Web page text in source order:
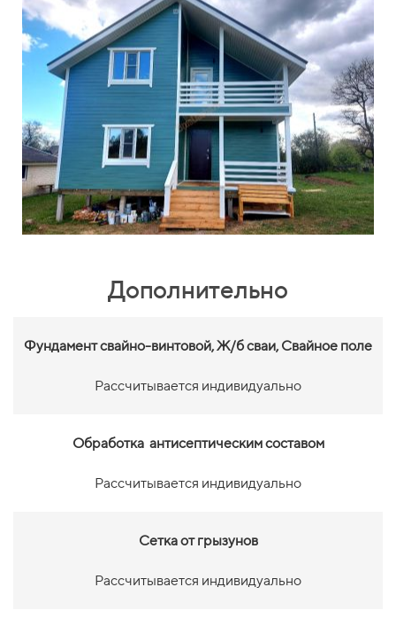
Дополнительно
Фундамент свайно-винтовой,Ж/б сваи, Свайное поле
Рассчитывается индивидуально
Обработка антисептическим составом
Рассчитывается индивидуально
Сетка от грызунов
Рассчитывается индивидуально